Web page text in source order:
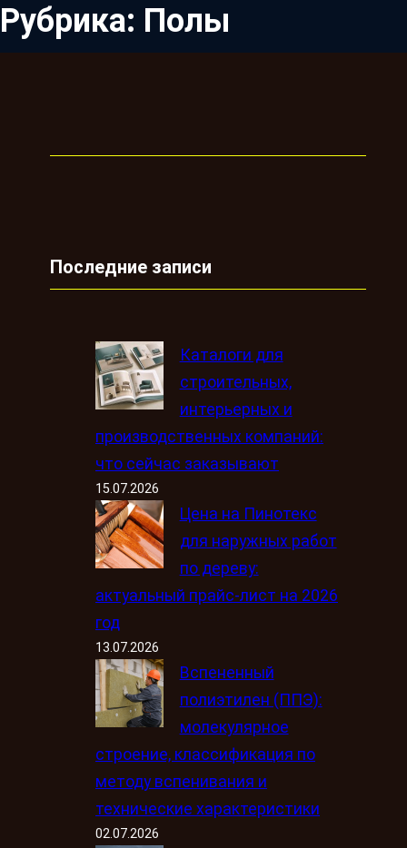
Рубрика: Полы
Последние записи
Каталоги для
строительных,
интерьерных и
производственных компаний:
что сейчас заказывают
15.07.2026
Цена на Пинотекс
для наружных работ
по дереву:
актуальный прайс-лист на 2026
год
13.07.2026
Вспененный
полиэтилен (ППЭ):
молекулярное
строение, классификация по
методу вспенивания и
технические характеристики
02.07.2026